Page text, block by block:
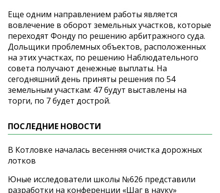
Еще одним направлением работы является
вовлечение в оборот земельных участков, которые
переходят Фонду по решению арбитражного суда.
Дольщики проблемных объектов, расположенных
на этих участках, по решению Наблюдательного
совета получают денежные выплаты. На
сегодняшний день приняты решения по 54
земельным участкам: 47 будут выставлены на
торги, по 7 будет дострой.
ПОСЛЕДНИЕ НОВОСТИ
В Котловке началась весенняя очистка дорожных
лотков
Юные исследователи школы №626 представили
разработки на конференции «Шаг в науку»